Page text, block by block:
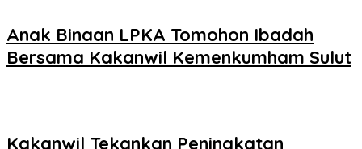
Anak Binaan LPKA Tomohon Ibadah
Bersama Kakanwil Kemenkumham Sulut
Kakanwil Tekankan Peningkatan